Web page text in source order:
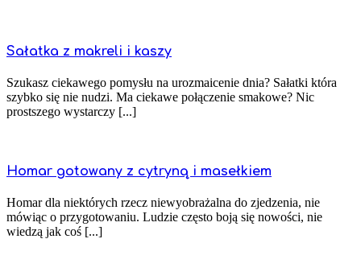
Sałatka z makreli i kaszy
Szukasz ciekawego pomysłu na urozmaicenie dnia? Sałatki która
szybko się nie nudzi. Ma ciekawe połączenie smakowe? Nic
prostszego wystarczy [...]
Homar gotowany z cytryną i masełkiem
Homar dla niektórych rzecz niewyobrażalna do zjedzenia, nie
mówiąc o przygotowaniu. Ludzie często boją się nowości, nie
wiedzą jak coś [...]